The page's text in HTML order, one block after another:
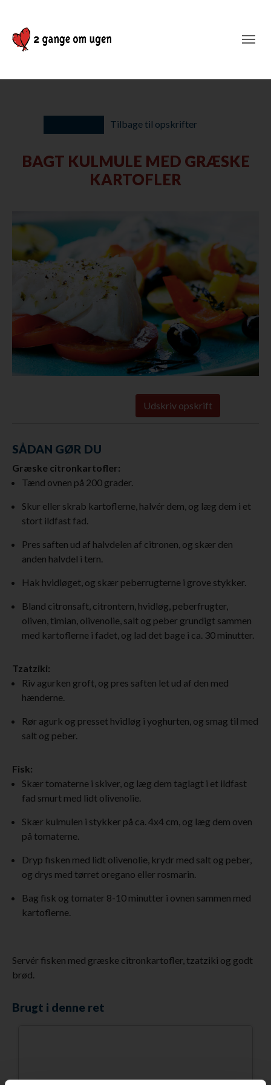
Tilbage til opskrifter
BAGT KULMULE MED GRÆSKE
KARTOFLER
Udskriv opskrift
SÅDAN GØR DU
Græske citronkartofler:
Tænd ovnen på 200 grader.
Skur eller skrab kartoflerne, halvér dem, og læg dem i et
stort ildfast fad.
Pres saften ud af halvdelen af citronen, og skær den
anden halvdel i tern.
Hak hvidløget, og skær peberrugterne i grove stykker.
Bland citronsaft, citrontern, hvidløg, peberfrugter,
oliven, timian, olivenolie, salt og peber grundigt sammen
med kartoflerne i fadet, og lad det bage i ca. 30 minutter.
Tzatziki:
Riv agurken groft, og pres saften let ud af den med
hænderne.
Rør agurk og presset hvidløg i yoghurten, og smag til med
salt og peber.
Fisk:
Skær tomaterne i skiver, og læg dem taglagt i et ildfast
fad smurt med lidt olivenolie.
Skær kulmulen i stykker på ca. 4x4 cm, og læg dem oven
på tomaterne.
Dryp fisken med lidt olivenolie, krydr med salt og peber,
og drys med tørret oregano eller rosmarin.
Bag fisk og tomater 8-10 minutter i ovnen sammen med
kartoflerne.
Servér fisken med græske citronkartofler, tzatziki og godt
brød.
Brugt i denne ret